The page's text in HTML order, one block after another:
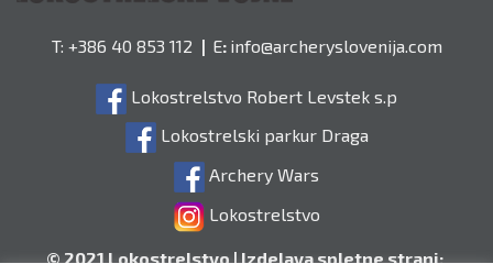
T: +386 40 853 112 | E: info@archeryslovenija.com​
Lokostrelstvo Robert Levstek s.p
Lokostrelski parkur Draga
Archery Wars
Lokostrelstvo
© 2021 Lokostrelstvo | Izdelava spletne strani: